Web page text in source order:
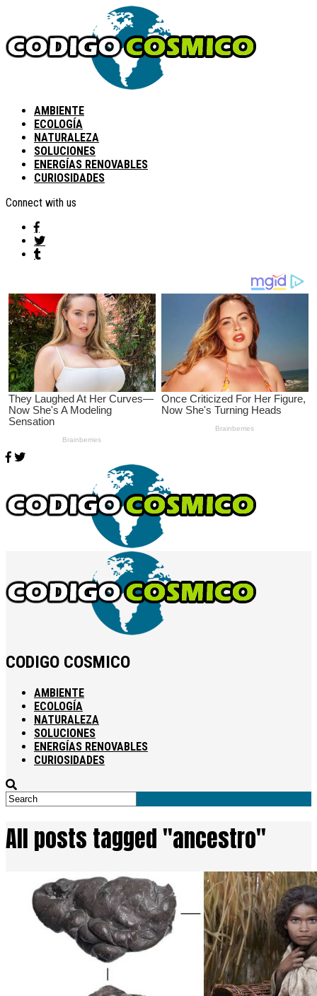
AMBIENTE
ECOLOGÍA
NATURALEZA
SOLUCIONES
ENERGÍAS RENOVABLES
CURIOSIDADES
Connect with us
CODIGO COSMICO
AMBIENTE
ECOLOGÍA
NATURALEZA
SOLUCIONES
ENERGÍAS RENOVABLES
CURIOSIDADES
All posts tagged "ancestro"